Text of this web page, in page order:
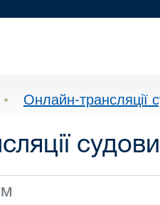
• Онлайн-трансляції